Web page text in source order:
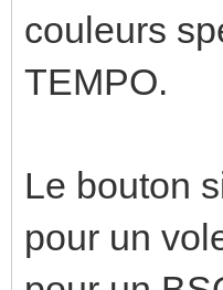
couleurs
TEMPO.
Le bouton
pour un